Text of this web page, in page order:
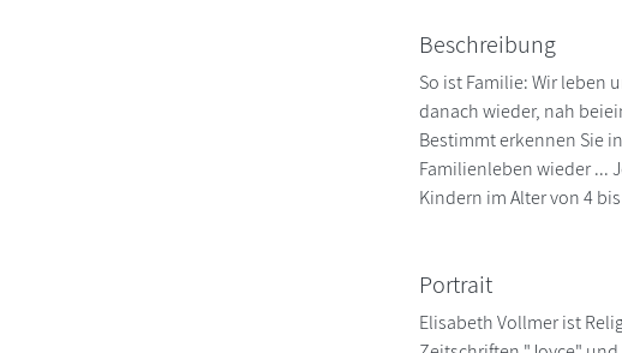
Beschreibung
So ist Familie: Wir leben
danach wieder, nah
Bestimmt erkennen Sie
Familienleben wieder ...
Kindern im Alter von 4
Portrait
Elisabeth Vollmer ist